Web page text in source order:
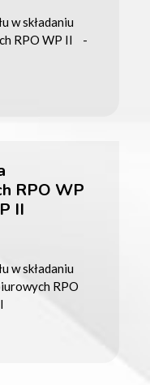
w składaniu
RPO WP II -
RPO WP
II
w składaniu
RPO